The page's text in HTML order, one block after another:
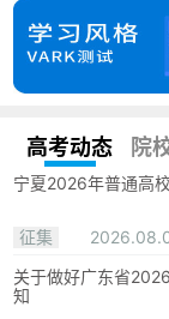
高考动态 院
宁夏2026年普通高
征集
关于做好广东省
知